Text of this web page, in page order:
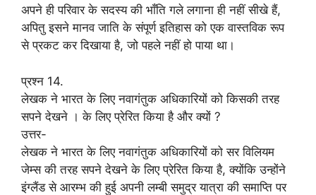
अपने ही परिवार के सदस्य की भाँति गले लगाना ही नहीं सीखे हैं,
अपितु इसने मानव जाति के संपूर्ण इतिहास को एक वास्तविक रूप
से प्रकट कर दिखाया है, जो पहले नहीं हो पाया था।
प्रश्न 14.
लेखक ने भारत के लिए नवागंतुक अधिकारियों को किसकी तरह
सपने देखने । के लिए प्रेरित किया है और क्यों ?
उत्तर-
लेखक ने भारत के लिए नवागंतुक अधिकारियों को सर विलियम
जेम्स की तरह सपने देखने के लिए प्रेरित किया है, क्योंकि उन्होंने
इंग्लैंड से आरम्भ की हुई अपनी लम्बी समुद्र यात्रा की समाप्ति पर